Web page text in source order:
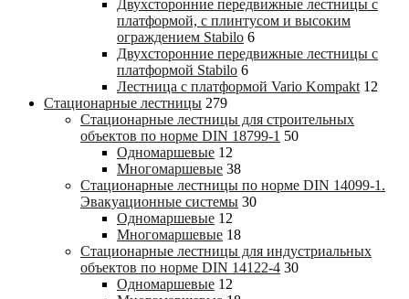
Двухсторонние передвижные лестницы с
платформой, с плинтусом и высоким
ограждением Stabilo 6
Двухсторонние передвижные лестницы с
платформой Stabilo 6
Лестница с платформой Vario Kompakt 12
Стационарные лестницы 279
Стационарные лестницы для строительных
объектов по норме DIN 18799-1 50
Одномаршевые 12
Многомаршевые 38
Стационарные лестницы по норме DIN 14099-1.
Эвакуационные системы 30
Одномаршевые 12
Многомаршевые 18
Стационарные лестницы для индустриальных
объектов по норме DIN 14122-4 30
Одномаршевые 12